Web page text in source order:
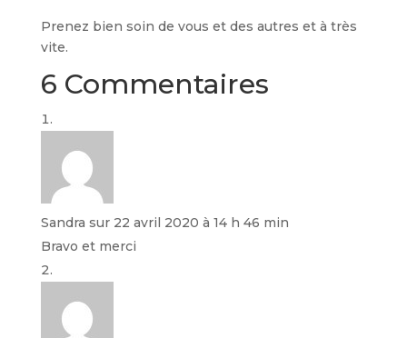
Prenez bien soin de vous et des autres et à très
vite.
6 Commentaires
Sandra sur 22 avril 2020 à 14 h 46 min
Bravo et merci